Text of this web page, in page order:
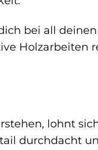
dich bei all
Holzarbeiten
lohnt
durchdacht